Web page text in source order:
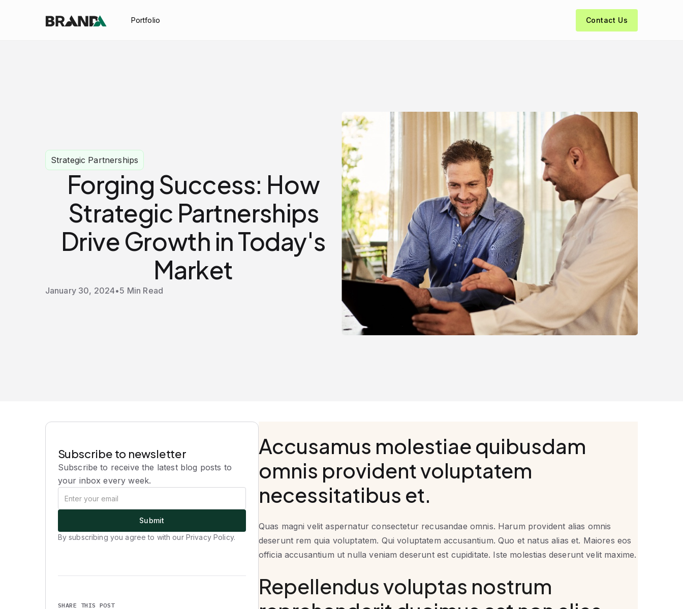
Portfolio Contact Us
Strategic Partnerships
Forging Success: How
Strategic Partnerships
Drive Growth in Today's
Market
January 30, 2024•5 Min Read
Subscribe to newsletter
Subscribe to receive the latest blog posts to
your inbox every week.
By subscribing you agree to with our Privacy Policy.
SHARE THIS POST
Accusamus molestiae quibusdam
omnis provident voluptatem
necessitatibus et.
Quas magni velit aspernatur consectetur recusandae omnis. Harum provident alias omnis
deserunt rem quia voluptatem. Qui voluptatem accusantium. Quo et natus alias et. Maiores eos
officia accusantium ut nulla veniam deserunt est cupiditate. Iste molestias deserunt velit maxime.
Repellendus voluptas nostrum